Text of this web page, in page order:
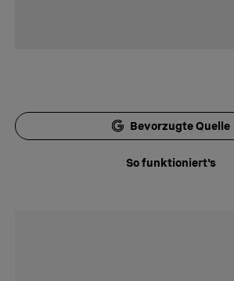
Bevorzugte Quelle
So funktioniert's